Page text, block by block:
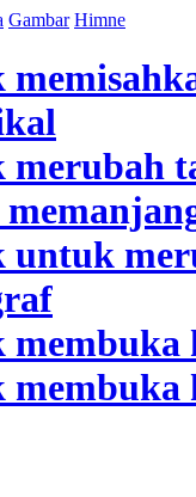
Gambar Himne